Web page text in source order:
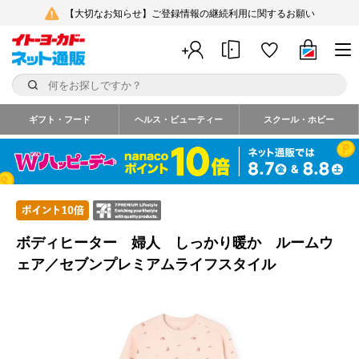
【大切なお知らせ】ご登録情報の継続利用に関するお願い
ギフト・フード ヘルス・ビューティー スクール・ホビー
ボディヒーター 婦人 しっかり暖か ルームウ
ェア／セブンプレミアムライフスタイル